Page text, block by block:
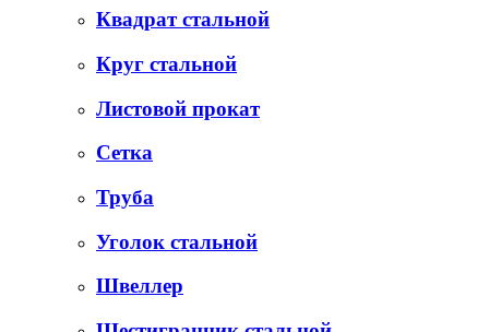
Квадрат стальной
Круг стальной
Листовой прокат
Сетка
Труба
Уголок стальной
Швеллер